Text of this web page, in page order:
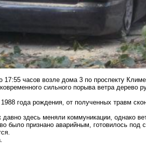
17:55 часов возле дома 3 по проспекту
сильного порыва ветра дерево
года рождения, от полученных травм
здесь меняли коммуникации, однако
было признано аварийным, готовилось под